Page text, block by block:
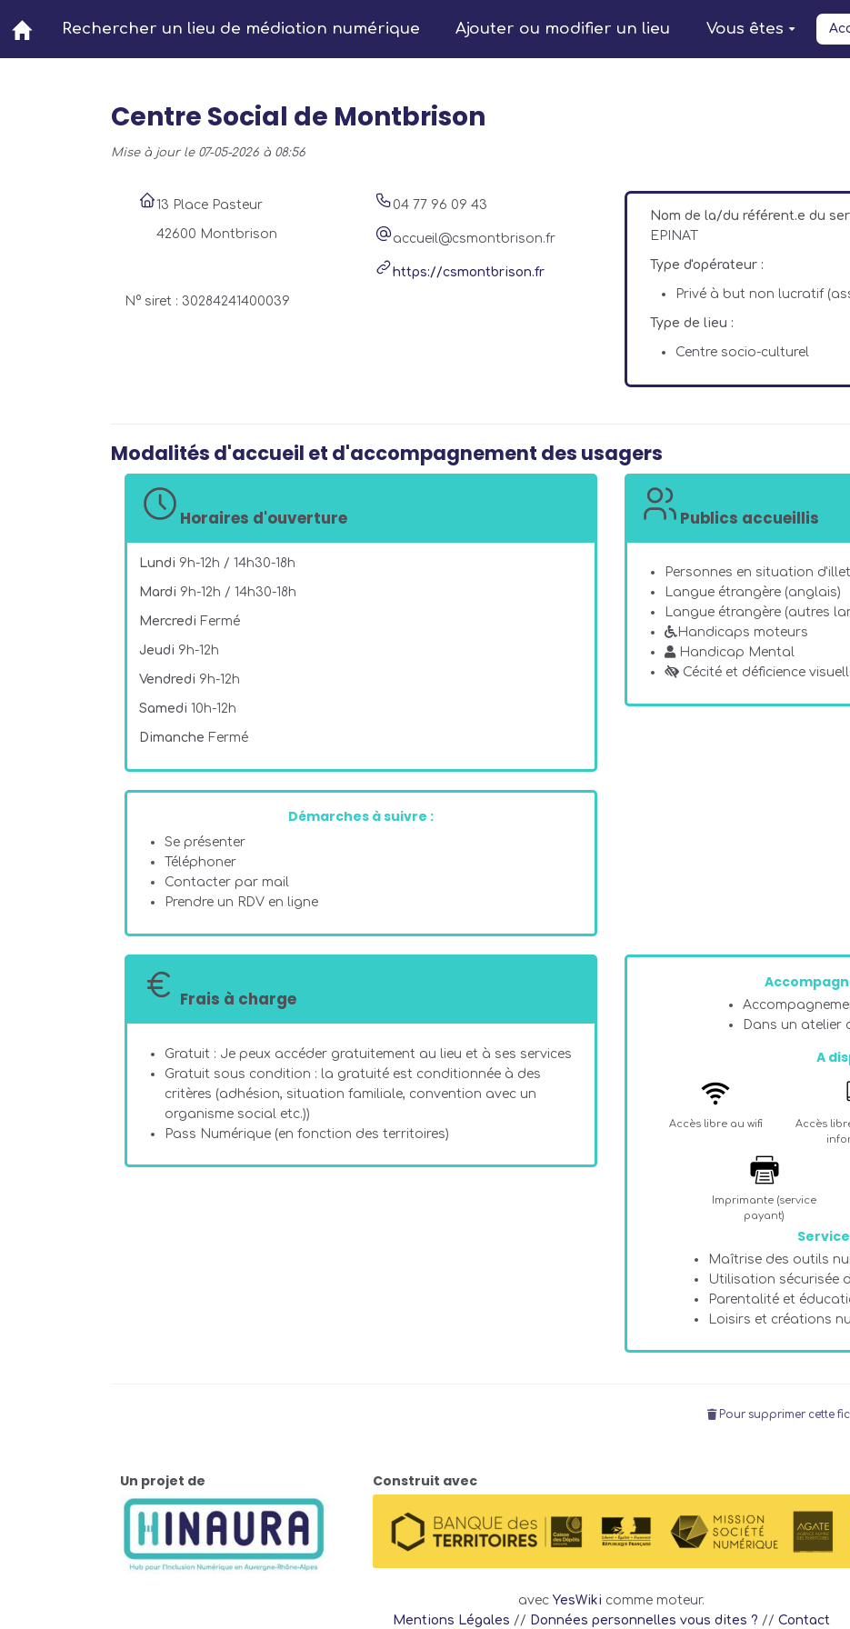
Aller au contenu principal
Rechercher un lieu de médiation numérique Ajouter ou modifier un lieu Vous êtes
Centre Social de Montbrison
Mise à jour le 07-05-2026 à 08:56
13 Place Pasteur
42600 Montbrison
04 77 96 09 43
accueil@csmontbrison.fr
https://csmontbrison.fr
N° siret : 30284241400039
Nom de la/du référent.e du
EPINAT
Type d'opérateur :
Privé à but non lucratif
Type de lieu :
Centre socio-culturel
Modalités d'accueil et d'accompagnement des usagers
Horaires d'ouverture
Lundi 9h-12h / 14h30-18h
Mardi 9h-12h / 14h30-18h
Mercredi Fermé
Jeudi 9h-12h
Vendredi 9h-12h
Samedi 10h-12h
Dimanche Fermé
Démarches à suivre :
Se présenter
Téléphoner
Contacter par mail
Prendre un RDV en ligne
Publics accueillis
Personnes en situation
Langue étrangère (anglais)
Langue étrangère (autres
Handicaps moteurs
Handicap Mental
Cécité et déficience
Frais à charge
Gratuit : Je peux accéder gratuitement au lieu et à ses services
Gratuit sous condition : la gratuité est conditionnée à des
critères (adhésion, situation familiale, convention avec un
organisme social etc.))
Pass Numérique (en fonction des territoires)
Dans un atelier
A
Accès libre au wifi
Accès
Imprimante (service
payant)
Maîtrise des outils
Utilisation sécurisée
Parentalité et
Loisirs et créations
Pour supprimer cette
Un projet de Construit avec
avec YesWiki comme moteur.
Mentions Légales // Données personnelles vous dites ? // Contact